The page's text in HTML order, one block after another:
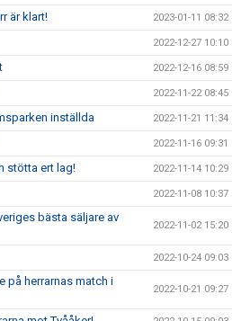
är klart! 2023-01-11 08:32
2022-12-27 10:10
2022-12-16 08:59
2022-11-22 08:45
inställda 2022-11-21 11:34
2022-11-16 09:31
stötta ert lag! 2022-11-14 10:29
2022-11-08 10:37
bästa säljare av
2022-11-02 15:20
2022-10-24 09:03
på herrarnas match i
2022-10-21 09:27